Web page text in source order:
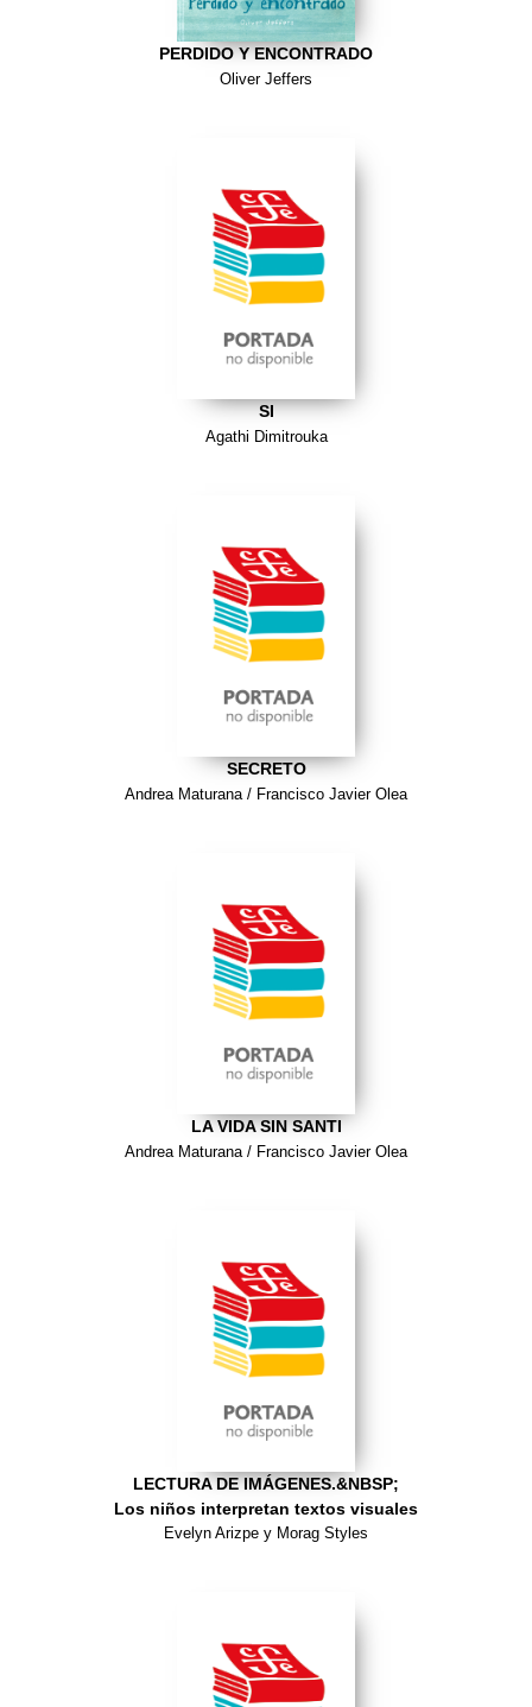
PERDIDO Y ENCONTRADO
Oliver Jeffers
SI
Agathi Dimitrouka
SECRETO
Andrea Maturana / Francisco Javier Olea
LA VIDA SIN SANTI
Andrea Maturana / Francisco Javier Olea
LECTURA DE IMÁGENES.&NBSP;
Los niños interpretan textos visuales
Evelyn Arizpe y Morag Styles